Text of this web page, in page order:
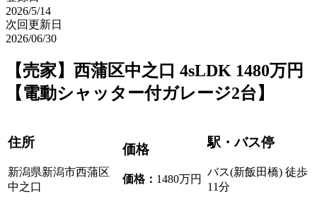
2026/5/14
次回更新日
2026/06/30
【売家】西蒲区中之口 4sLDK 1480万円
【電動シャッター付ガレージ2台】
住所
新潟県新潟市西蒲区
中之口
価格
価格： 1480万円
駅・バス停
バス(新飯田橋) 徒歩
11分